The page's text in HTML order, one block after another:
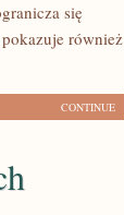
się
również
CONTINUE